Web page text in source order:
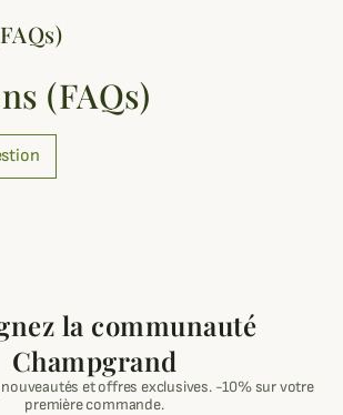
(FAQs)
la communauté
Champgrand
et offres exclusives. -10% sur votre
première commande.